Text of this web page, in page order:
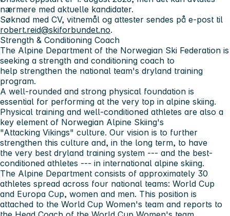
nærmere med aktuelle kandidater.
Søknad med CV, vitnemål og attester sendes på e-post til
robert.reid@skiforbundet.no.
Strength & Conditioning Coach
The Alpine Department of the Norwegian Ski Federation is
seeking a strength and conditioning coach to
help strengthen the national team's dryland training
program.
A well-rounded and strong physical foundation is
essential for performing at the very top in alpine skiing.
Physical training and well-conditioned athletes are also a
key element of Norwegian Alpine Skiing's
"Attacking Vikings" culture. Our vision is to further
strengthen this culture and, in the long term, to have
the very best dryland training system --- and the best-
conditioned athletes --- in international alpine skiing.
The Alpine Department consists of approximately 30
athletes spread across four national teams: World Cup
and Europa Cup, women and men. This position is
attached to the World Cup Women's team and reports to